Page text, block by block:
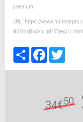
premium
URL : https://
N5MokBxxVhrhd175ex3U.html
PartagerFacebook
34€50